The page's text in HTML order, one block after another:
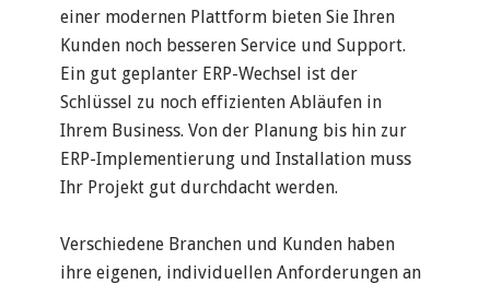
einer modernen Plattform bieten Sie Ihren
Kunden noch besseren Service und Support.
Ein gut geplanter ERP-Wechsel ist der
Schlüssel zu noch effizienten Abläufen in
Ihrem Business. Von der Planung bis hin zur
ERP-Implementierung und Installation muss
Ihr Projekt gut durchdacht werden.
Verschiedene Branchen und Kunden haben
ihre eigenen, individuellen Anforderungen an